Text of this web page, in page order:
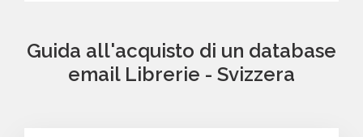
Guida all'acquisto di un database
email Librerie - Svizzera